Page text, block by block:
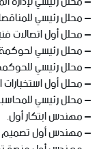
– محلل رئيسي
– محلل أول اتصالات
– محلل رئيسي
– محلل رئيسي
– محلل أول
– محلل رئيسي
– مهندس ابتكار أول.
– مهندس أول تصميم